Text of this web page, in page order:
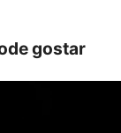
gostar